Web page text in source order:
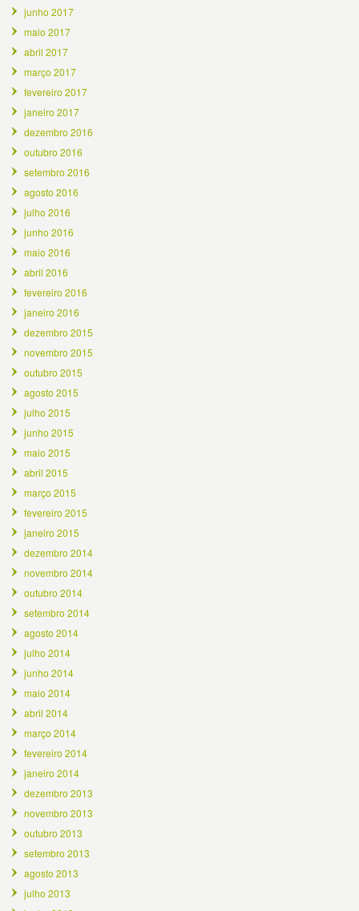
junho 2017
maio 2017
abril 2017
março 2017
fevereiro 2017
janeiro 2017
dezembro 2016
outubro 2016
setembro 2016
agosto 2016
julho 2016
junho 2016
maio 2016
abril 2016
fevereiro 2016
janeiro 2016
dezembro 2015
novembro 2015
outubro 2015
agosto 2015
julho 2015
junho 2015
maio 2015
abril 2015
março 2015
fevereiro 2015
janeiro 2015
dezembro 2014
novembro 2014
outubro 2014
setembro 2014
agosto 2014
julho 2014
junho 2014
maio 2014
abril 2014
março 2014
fevereiro 2014
janeiro 2014
dezembro 2013
novembro 2013
outubro 2013
setembro 2013
agosto 2013
julho 2013